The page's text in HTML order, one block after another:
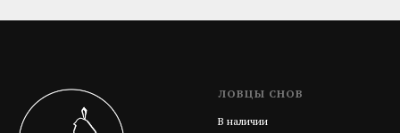
ЛОВЦЫ СНОВ
В наличии